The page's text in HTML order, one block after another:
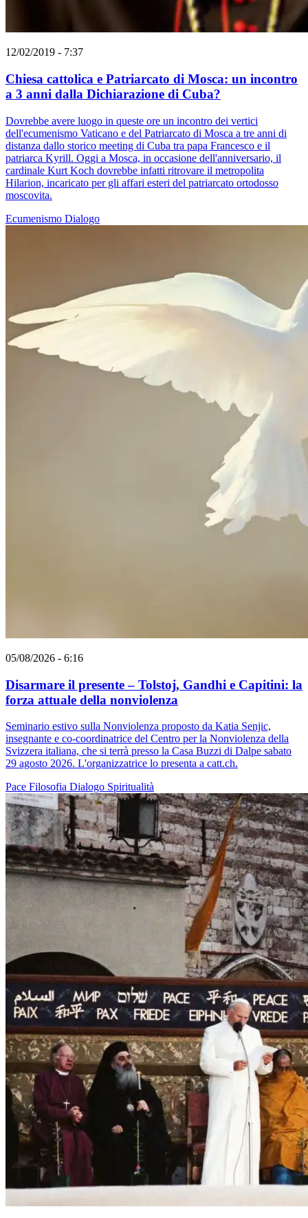
12/02/2019 - 7:37
Chiesa cattolica e Patriarcato di Mosca: un incontro
a 3 anni dalla Dichiarazione di Cuba?
Dovrebbe avere luogo in queste ore un incontro dei vertici
dell'ecumenismo Vaticano e del Patriarcato di Mosca a tre anni di
distanza dallo storico meeting di Cuba tra papa Francesco e il
patriarca Kyrill. Oggi a Mosca, in occasione dell'anniversario, il
cardinale Kurt Koch dovrebbe infatti ritrovare il metropolita
Hilarion, incaricato per gli affari esteri del patriarcato ortodosso
moscovita.
Ecumenismo Dialogo
05/08/2026 - 6:16
Disarmare il presente – Tolstoj, Gandhi e Capitini: la
forza attuale della nonviolenza
Seminario estivo sulla Nonviolenza proposto da Katia Senjic,
insegnante e co-coordinatrice del Centro per la Nonviolenza della
Svizzera italiana, che si terrà presso la Casa Buzzi di Dalpe sabato
29 agosto 2026. L'organizzatrice lo presenta a catt.ch.
Pace Filosofia Dialogo Spiritualità